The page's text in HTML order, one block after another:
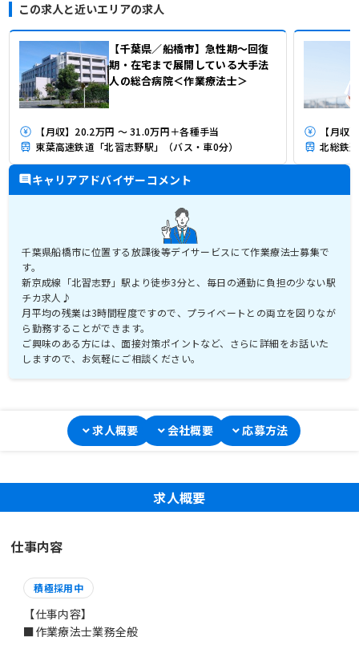
この求人と近いエリアの求人
【千葉県／船橋市】急性期～回復
期・在宅まで展開している大手法
人の総合病院＜作業療法士＞
【月収】20.2万円 ～ 31.0万円＋各種手当
東葉高速鉄道「北習志野駅」（バス・車0分）
【月収
北総鉄
キャリアアドバイザーコメント
千葉県船橋市に位置する放課後等デイサービスにて作業療法士募集で
す。
新京成線「北習志野」駅より徒歩3分と、毎日の通勤に負担の少ない駅
チカ求人♪
月平均の残業は3時間程度ですので、プライベートとの両立を図りなが
ら勤務することができます。
ご興味のある方には、面接対策ポイントなど、さらに詳細をお話いた
しますので、お気軽にご相談ください。
求人概要 会社概要 応募方法
求人概要
仕事内容
積極採用中
【仕事内容】
■作業療法士業務全般